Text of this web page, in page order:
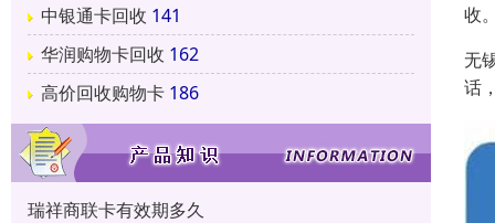
中银通卡回收 141
华润购物卡回收 162
高价回收购物卡 186
瑞祥商联卡有效期多久
收
无
话